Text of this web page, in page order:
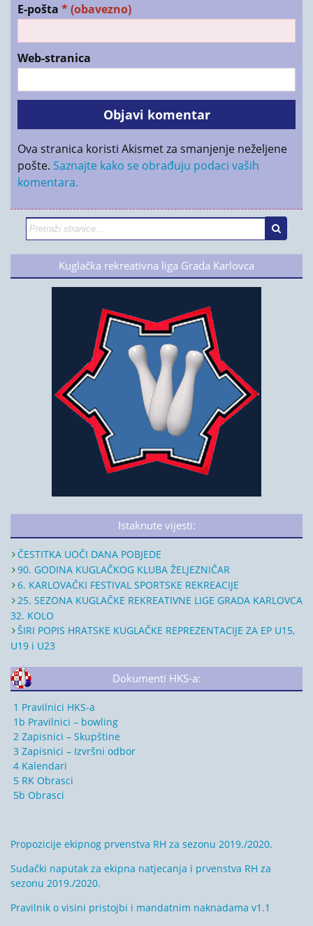
E-pošta * (obavezno)
Web-stranica
Ova stranica koristi Akismet za smanjenje neželjene
pošte. Saznajte kako se obrađuju podaci vaših
komentara.
Kuglačka rekreativna liga Grada Karlovca
Istaknute vijesti:
ČESTITKA UOČI DANA POBJEDE
90. GODINA KUGLAČKOG KLUBA ŽELJEZNIČAR
6. KARLOVAČKI FESTIVAL SPORTSKE REKREACIJE
25. SEZONA KUGLAČKE REKREATIVNE LIGE GRADA KARLOVCA
32. KOLO
ŠIRI POPIS HRATSKE KUGLAČKE REPREZENTACIJE ZA EP U15,
U19 i U23
Dokumenti HKS-a:
1 Pravilnici HKS-a
1b Pravilnici – bowling
2 Zapisnici – Skupštine
3 Zapisnici – Izvršni odbor
4 Kalendari
5 RK Obrasci
5b Obrasci
Propozicije ekipnog prvenstva RH za sezonu 2019./2020.
Sudački naputak za ekipna natjecanja i prvenstva RH za
sezonu 2019./2020.
Pravilnik o visini pristojbi i mandatnim naknadama v1.1